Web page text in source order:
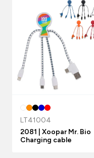
LT41004
2081 | Xoopar Mr. Bio
Charging cable